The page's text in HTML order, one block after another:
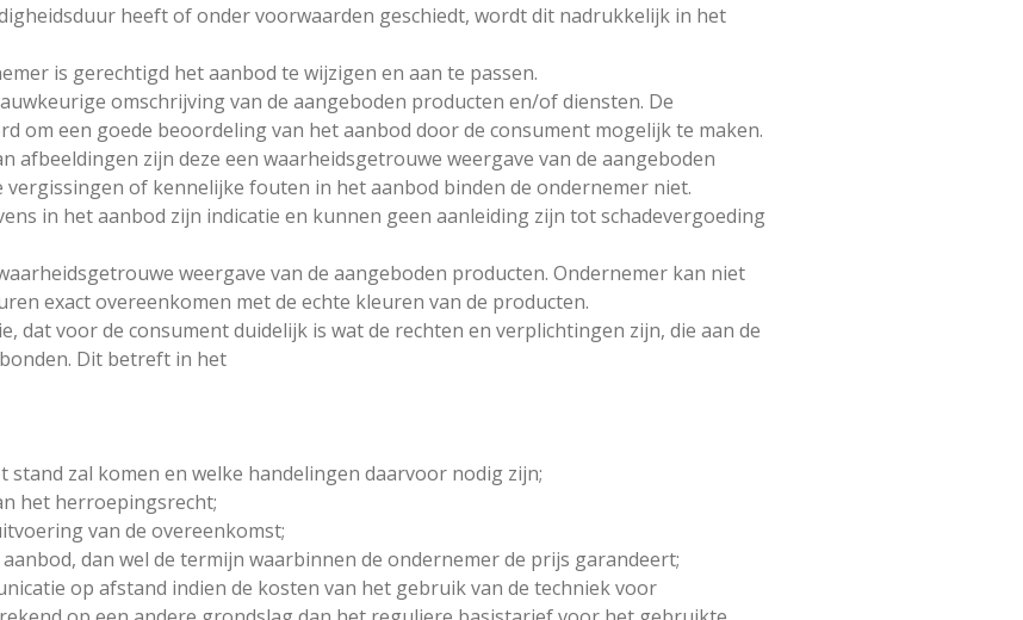
heeft of onder voorwaarden geschiedt, wordt dit nadrukkelijk in het
is gerechtigd het aanbod te wijzigen en aan te passen.
omschrijving van de aangeboden producten en/of diensten. De
om een goede beoordeling van het aanbod door de consument mogelijk te maken.
afbeeldingen zijn deze een waarheidsgetrouwe weergave van de aangeboden
of kennelijke fouten in het aanbod binden de ondernemer niet.
in het aanbod zijn indicatie en kunnen geen aanleiding zijn tot schadevergoeding
weergave van de aangeboden producten. Ondernemer kan niet
exact overeenkomen met de echte kleuren van de producten.
dat voor de consument duidelijk is wat de rechten en verplichtingen zijn, die aan de
Dit betreft in het
zal komen en welke handelingen daarvoor nodig zijn;
het herroepingsrecht;
van de overeenkomst;
dan wel de termijn waarbinnen de ondernemer de prijs garandeert;
op afstand indien de kosten van het gebruik van de techniek voor